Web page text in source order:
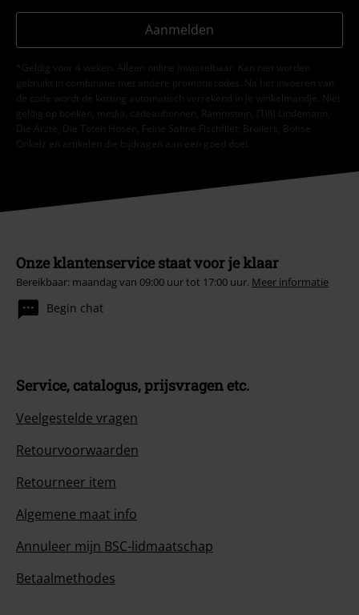
Aanmelden
*Geldig voor 4 weken. Alleen online inwisselbaar. Kan niet worden
gebruikt in combinatie met andere promotiecodes. Na het invoeren van
de code wordt de korting automatisch verrekend in je winkelmandje. Niet
geldig op boeken, media, cadeaubonnen, Rammstein, (Till) Lindemann,
Die Ärzte, Die Toten Hosen, Feine Sahne Fischfilet, Broilers, Böhse
Onkelz en artikelen die bijdragen aan een goed doel.
Onze klantenservice staat voor je klaar
Bereikbaar: maandag van 09:00 uur tot 17:00 uur. Meer informatie
Begin chat
Service, catalogus, prijsvragen etc.
Veelgestelde vragen
Retourvoorwaarden
Retourneer item
Algemene maat info
Annuleer mijn BSC-lidmaatschap
Betaalmethodes